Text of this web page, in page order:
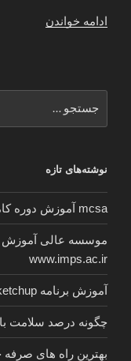
ادامه خواندن
برای
نوشته‌های تازه
mcsa آموزش دوره کامل گواهینامه معتبر مایکروسافت
موسسه عالی آموزش
www.imps.ac.ir
آموزش برنامه sketchup کابینت 2025
چگونه درصد سلامت
بهترین راه های